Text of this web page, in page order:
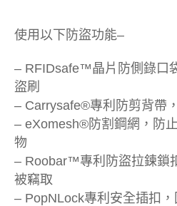
使用以下防盜功能–
– RFIDsafe™晶片防側錄口
盜刷
– Carrysafe®專利防剪背帶
– eXomesh®防割鋼網，防
物
– Roobar™專利防盜拉鍊鎖
被竊取
– PopNLock專利安全插扣